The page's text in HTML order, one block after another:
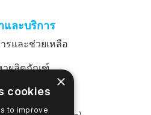
และบริการ
รและช่วยเหลือ
าผลิตภัณฑ์
บ SureTrend
×
cookies
to improve